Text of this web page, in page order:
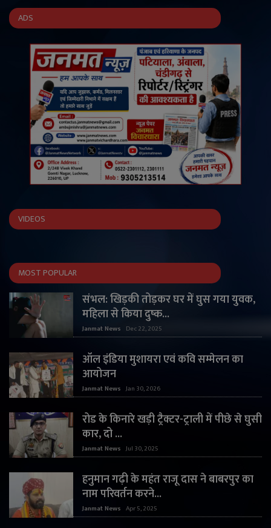
ADS
VIDEOS
MOST POPULAR
संभल: खिड़की तोड़कर घर में घुस गया युवक,
महिला से किया दुष्क...
Janmat News Dec 22, 2025
ऑल इंडिया मुशायरा एवं कवि सम्मेलन का
आयोजन
Janmat News Jan 30, 2026
रोड के किनारे खड़ी ट्रैक्टर-ट्राली में पीछे से घुसी
कार, दो ...
Janmat News Jul 30, 2025
हनुमान गढ़ी के महंत राजू दास ने बाबरपुर का
नाम परिवर्तन करने...
Janmat News Apr 5, 2025